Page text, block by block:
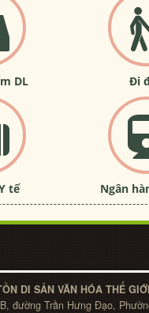
DL Đi
tế Ngân
DI SẢN VĂN HÓA THẾ
đường Trần Hưng Đạo,